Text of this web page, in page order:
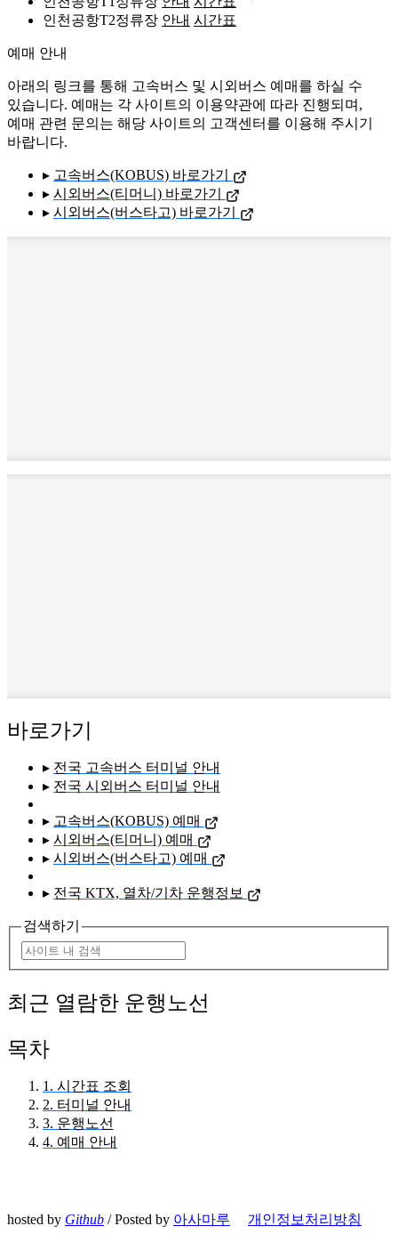
인천공항T2정류장 안내 시간표
예매 안내
아래의 링크를 통해 고속버스 및 시외버스 예매를 하실 수
있습니다. 예매는 각 사이트의 이용약관에 따라 진행되며,
예매 관련 문의는 해당 사이트의 고객센터를 이용해 주시기
바랍니다.
▸ 고속버스(KOBUS) 바로가기
▸ 시외버스(티머니) 바로가기
▸ 시외버스(버스타고) 바로가기
바로가기
▸ 전국 고속버스 터미널 안내
▸ 전국 시외버스 터미널 안내
▸ 고속버스(KOBUS) 예매
▸ 시외버스(티머니) 예매
▸ 시외버스(버스타고) 예매
▸ 전국 KTX, 열차/기차 운행정보
검색하기
최근 열람한 운행노선
목차
1. 시간표 조회
2. 터미널 안내
3. 운행노선
4. 예매 안내
hosted by Github / Posted by 아사마루 개인정보처리방침